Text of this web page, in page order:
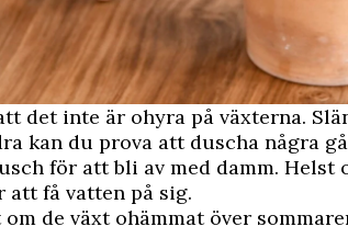
det inte är ohyra på växterna.
kan du prova att duscha några
för att bli av med damm.
att få vatten på sig.
de växt ohämmat över